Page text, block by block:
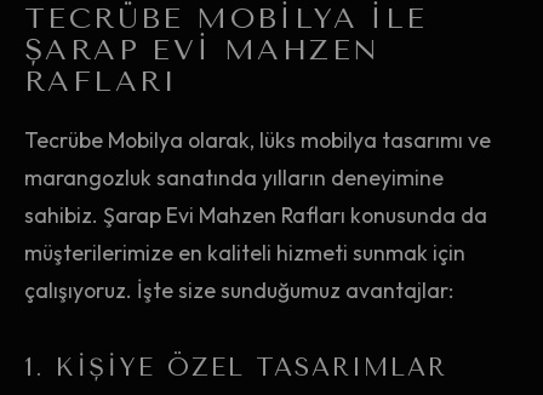
TECRÜBE MOBILYA ILE
ŞARAP EVI MAHZEN
RAFLARI
Tecrübe Mobilya olarak, lüks mobilya tasarımı ve
marangozluk sanatında yılların deneyimine
sahibiz. Şarap Evi Mahzen Rafları konusunda da
müşterilerimize en kaliteli hizmeti sunmak için
çalışıyoruz. İşte size sunduğumuz avantajlar:
1. KIŞIYE ÖZEL TASARIMLAR